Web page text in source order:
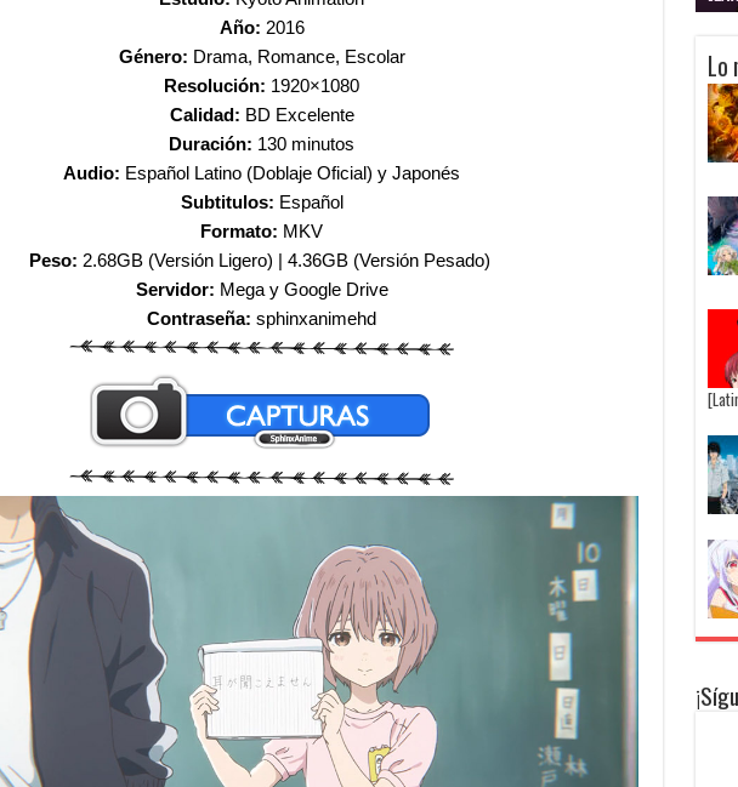
Año: 2016
Género: Drama, Romance, Escolar
Resolución: 1920×1080
Calidad: BD Excelente
Duración: 130 minutos
Audio: Español Latino (Doblaje Oficial) y Japonés
Subtitulos: Español
Formato: MKV
Peso: 2.68GB (Versión Ligero) | 4.36GB (Versión Pesado)
Servidor: Mega y Google Drive
Contraseña: sphinxanimehd
Lo